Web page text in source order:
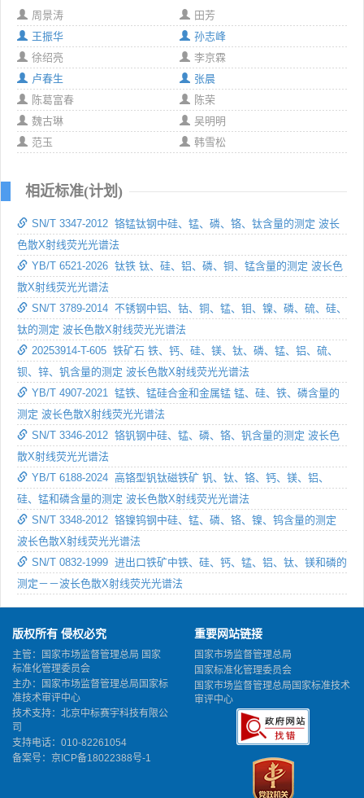
周景涛
田芳
王振华
孙志峰
徐绍亮
李京霖
卢春生
张晨
陈葛富春
陈荣
魏古琳
吴明明
范玉
韩雪松
相近标准(计划)
SN/T 3347-2012 铬锰钛钢中硅、锰、磷、铬、钛含量的测定 波长
色散X射线荧光光谱法
YB/T 6521-2026 钛铁 钛、硅、铝、磷、铜、锰含量的测定 波长色
散X射线荧光光谱法
SN/T 3789-2014 不锈钢中铝、钴、铜、锰、钼、镍、磷、硫、硅、
钛的测定 波长色散X射线荧光光谱法
20253914-T-605 铁矿石 铁、钙、硅、镁、钛、磷、锰、铝、硫、
钡、锌、钒含量的测定 波长色散X射线荧光光谱法
YB/T 4907-2021 锰铁、锰硅合金和金属锰 锰、硅、铁、磷含量的
测定 波长色散X射线荧光光谱法
SN/T 3346-2012 铬钒钢中硅、锰、磷、铬、钒含量的测定 波长色
散X射线荧光光谱法
YB/T 6188-2024 高铬型钒钛磁铁矿 钒、钛、铬、钙、镁、铝、
硅、锰和磷含量的测定 波长色散X射线荧光光谱法
SN/T 3348-2012 铬镍钨钢中硅、锰、磷、铬、镍、钨含量的测定
波长色散X射线荧光光谱法
SN/T 0832-1999 进出口铁矿中铁、硅、钙、锰、铝、钛、镁和磷的
测定－－波长色散X射线荧光光谱法
版权所有 侵权必究
主管：国家市场监督管理总局 国家
标准化管理委员会
主办：国家市场监督管理总局国家标
准技术审评中心
技术支持：北京中标赛宇科技有限公
司
支持电话：010-82261054
备案号： 京ICP备18022388号-1
重要网站链接
国家市场监督管理总局
国家标准化管理委员会
国家市场监督管理总局国家标准技术
审评中心